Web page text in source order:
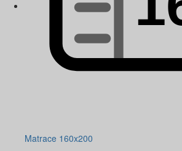
Matrace 160x200